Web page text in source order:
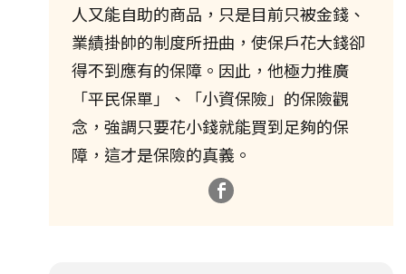
人又能自助的商品，只是目前只被金錢、
業績掛帥的制度所扭曲，使保戶花大錢卻
得不到應有的保障。因此，他極力推廣
「平民保單」、「小資保險」的保險觀
念，強調只要花小錢就能買到足夠的保
障，這才是保險的真義。